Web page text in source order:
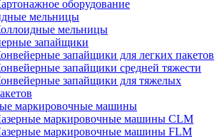
оборудование
мельницы
мельницы
запайщики
запайщики для легких пакетов
запайщики средней тяжести
запайщики для тяжелых
маркировочные машины
маркировочные машины CLM
маркировочные машины FLM